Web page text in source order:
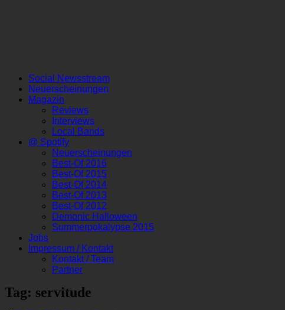
Social Newsstream
Neuerscheinungen
Magazin
Reviews
Interviews
Local Bands
@ Spotify
Neuerscheinungen
Best-Of 2016
Best-Of 2015
Best-Of 2014
Best-Of 2013
Best-Of 2012
Demonic Halloween
Summerpokalypse 2015
Jobs
Impressum / Kontakt
Kontakt / Team
Partner
Tag: servitude